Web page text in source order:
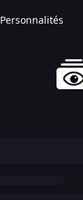
Personnalités